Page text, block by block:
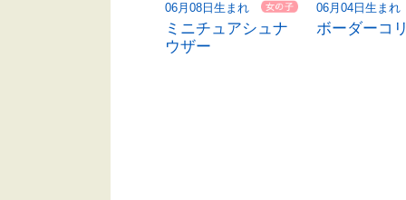
06月08日生まれ
ミニチュアシュナ
ウザー
06月04日生まれ
ボーダーコ